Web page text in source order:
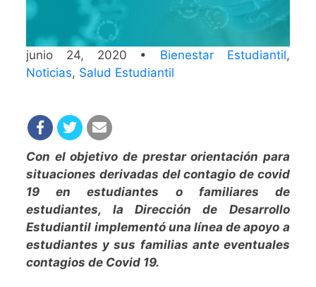
junio 24, 2020 • Bienestar Estudiantil,
Noticias, Salud Estudiantil
Con el objetivo de prestar orientación para
situaciones derivadas del contagio de covid
19 en estudiantes o familiares de
estudiantes, la Dirección de Desarrollo
Estudiantil implementó una línea de apoyo a
estudiantes y sus familias ante eventuales
contagios de Covid 19.